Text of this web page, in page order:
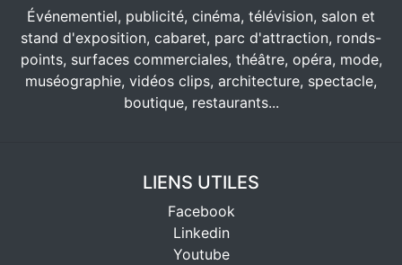
Événementiel, publicité, cinéma, télévision, salon et
stand d'exposition, cabaret, parc d'attraction, ronds-
points, surfaces commerciales, théâtre, opéra, mode,
muséographie, vidéos clips, architecture, spectacle,
boutique, restaurants...
LIENS UTILES
Facebook
Linkedin
Youtube